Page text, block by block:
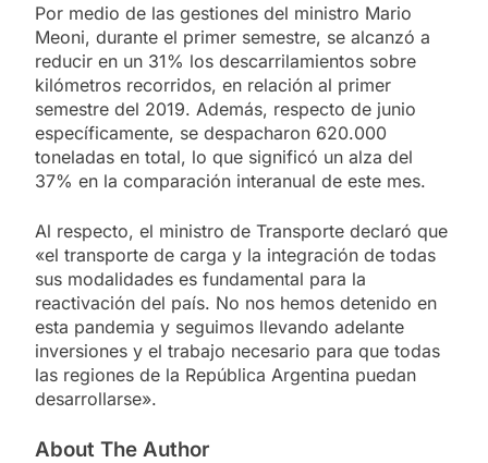
Por medio de las gestiones del ministro Mario
Meoni, durante el primer semestre, se alcanzó a
reducir en un 31% los descarrilamientos sobre
kilómetros recorridos, en relación al primer
semestre del 2019. Además, respecto de junio
específicamente, se despacharon 620.000
toneladas en total, lo que significó un alza del
37% en la comparación interanual de este mes.
Al respecto, el ministro de Transporte declaró que
«el transporte de carga y la integración de todas
sus modalidades es fundamental para la
reactivación del país. No nos hemos detenido en
esta pandemia y seguimos llevando adelante
inversiones y el trabajo necesario para que todas
las regiones de la República Argentina puedan
desarrollarse».
About The Author